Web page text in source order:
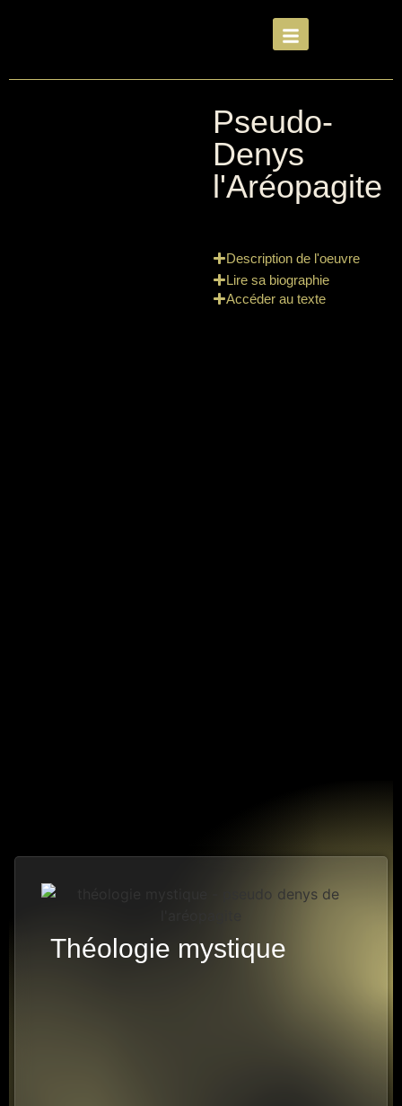
Pseudo-
Denys
l'Aréopagite
Description de l'oeuvre
Lire sa biographie
Accéder au texte
Théologie mystique